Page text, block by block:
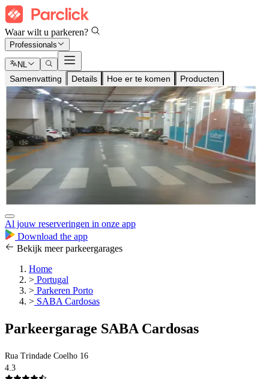
Waar wilt u parkeren?
Professionals
NL
Samenvatting Details Hoe er te komen Producten
Al jouw reserveringen in onze app
Download the app
Bekijk meer parkeergarages
Home
> Portugal
> Parkeren Porto
> SABA Cardosas
Parkeergarage SABA Cardosas
Rua Trindade Coelho 16
4.3